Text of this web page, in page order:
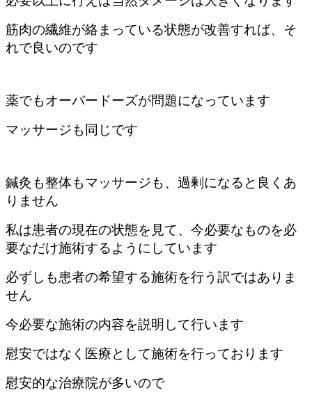
筋肉の繊維が絡まっている状態が改善すれば、そ
れで良いのです
薬でもオーバードーズが問題になっています
マッサージも同じです
鍼灸も整体もマッサージも、過剰になると良くあ
りません
私は患者の現在の状態を見て、今必要なものを必
要なだけ施術するようにしています
必ずしも患者の希望する施術を行う訳ではありま
せん
今必要な施術の内容を説明して行います
慰安ではなく医療として施術を行っております
慰安的な治療院が多いので